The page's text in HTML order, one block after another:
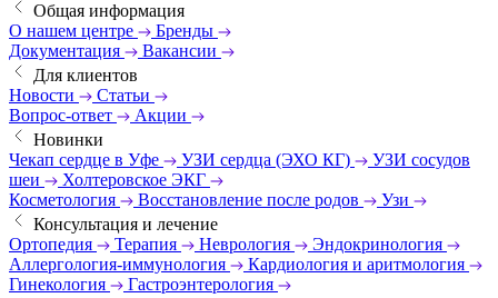
Общая информация
О нашем центре
Бренды
Документация
Вакансии
Для клиентов
Новости
Статьи
Вопрос-ответ
Акции
Новинки
Чекап сердце в Уфе
УЗИ сердца (ЭХО КГ)
УЗИ сосудов
шеи
Холтеровское ЭКГ
Косметология
Восстановление после родов
Узи
Консультация и лечение
Ортопедия
Терапия Неврология
Эндокринология
Аллергология-иммунология
Кардиология и аритмология
Гинекология
Гастроэнтерология